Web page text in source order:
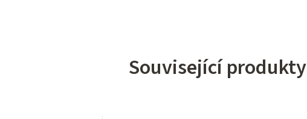
Související produkty